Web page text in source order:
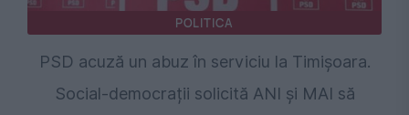
POLITICA
PSD acuză un abuz în serviciu la Timișoara.
Social-democrații solicită ANI și MAI să